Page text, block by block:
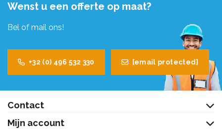
Wenst u een offerte op maat?
Bel of mail ons!
+32 (0) 496 532 330 [email protected]
Contact
Mijn account